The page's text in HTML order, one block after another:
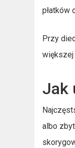
płatków
Przy
większej
Jak
albo